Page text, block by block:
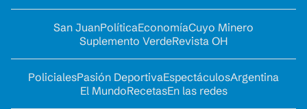
San JuanPolíticaEconomíaCuyo Minero
Suplemento VerdeRevista OH
PolicialesPasión DeportivaEspectáculosArgentina
El MundoRecetasEn las redes